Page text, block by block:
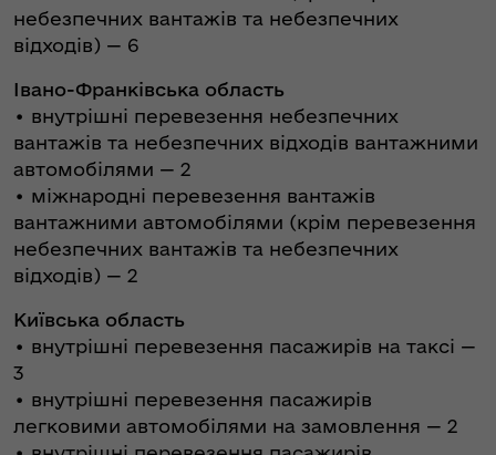
небезпечних вантажів та небезпечних
відходів) — 6
Івано-Франківська область
• внутрішні перевезення небезпечних
вантажів та небезпечних відходів вантажними
автомобілями — 2
• міжнародні перевезення вантажів
вантажними автомобілями (крім перевезення
небезпечних вантажів та небезпечних
відходів) — 2
Київська область
• внутрішні перевезення пасажирів на таксі —
3
• внутрішні перевезення пасажирів
легковими автомобілями на замовлення — 2